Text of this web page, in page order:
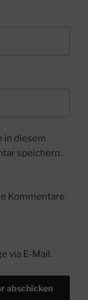
in diesem
speichern.
Kommentare
via E-Mail.